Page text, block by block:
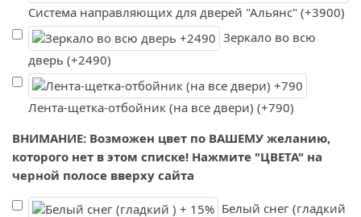
Система направляющих для дверей "Альянс" (+3900)
Зеркало во всю
дверь (+2490)
Лента-щетка-отбойник (на все двери) (+790)
ВНИМАНИЕ: Возможен цвет по ВАШЕМУ желанию,
которого нет в этом списке! Нажмите "ЦВЕТА" на
черной полосе вверху сайта
Белый снег (гладкий